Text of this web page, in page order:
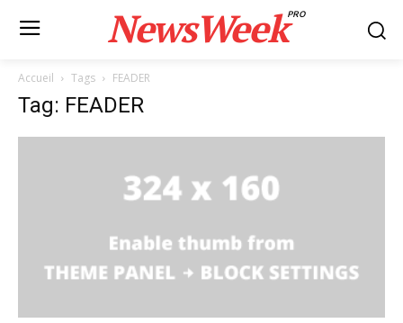
NewsWeekPRO
Accueil Tags FEADER
Tag: FEADER